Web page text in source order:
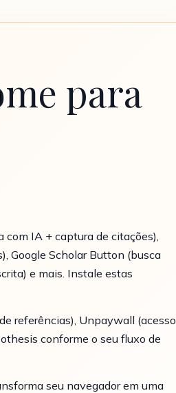
para
IA + captura de citações),
Google Scholar Button (busca
e mais. Instale estas
referências), Unpaywall (acesso
conforme o seu fluxo de
seu navegador em uma